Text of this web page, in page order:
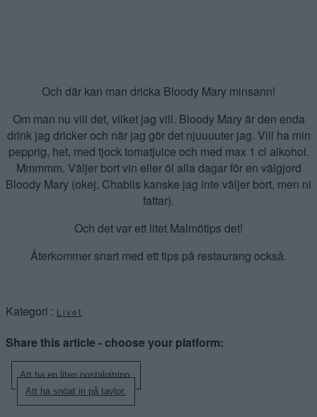
Och där kan man dricka Bloody Mary minsann!
Om man nu vill det, vilket jag vill. Bloody Mary är den enda
drink jag dricker och när jag gör det njuuuuter jag. Vill ha min
pepprig, het, med tjock tomatjuice och med max 1 cl alkohol.
Mmmmm. Väljer bort vin eller öl alla dagar för en välgjord
Bloody Mary (okej, Chablis kanske jag inte väljer bort, men ni
fattar).
Och det var ett litet Malmötips det!
Återkommer snart med ett tips på restaurang också.
Kategori : Livet
Share this article - choose your platform:
Inläggsnavigering
Att ha en liten nostalgitripp.
Att ha snöat in på tavlor.